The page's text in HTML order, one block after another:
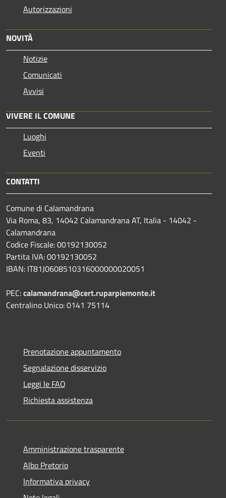
Autorizzazioni
NOVITÀ
Notizie
Comunicati
Avvisi
VIVERE IL COMUNE
Luoghi
Eventi
CONTATTI
Comune di Calamandrana
Via Roma, 83, 14042 Calamandrana AT, Italia - 14042 -
Calamandrana
Codice Fiscale: 00192130052
Partita IVA: 00192130052
IBAN: IT81J0608510316000000020051
PEC:calamandrana@cert.ruparpiemonte.it
Centralino Unico: 0141 75114
Prenotazione appuntamento
Segnalazione disservizio
Leggi le FAQ
Richiesta assistenza
Amministrazione trasparente
Albo Pretorio
Informativa privacy